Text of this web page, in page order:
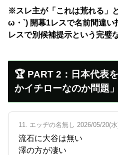
※スレ主が「これは荒れる」
ω・`) 開幕1レスで名前間違い
レスで別候補提示という完璧
🏆 PART 2：日本代表
かイチローなのか問題
11. エッヂの名無し 2026/05/20(
流石に大谷は無い
澤の方が凄い